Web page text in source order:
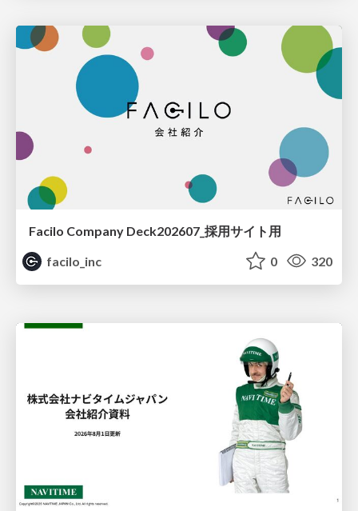
Facilo Company Deck202607_採用サイト用
facilo_inc
0 320